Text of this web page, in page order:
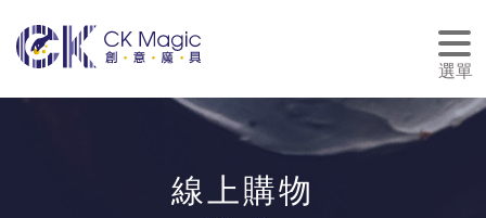
選單
線上購物